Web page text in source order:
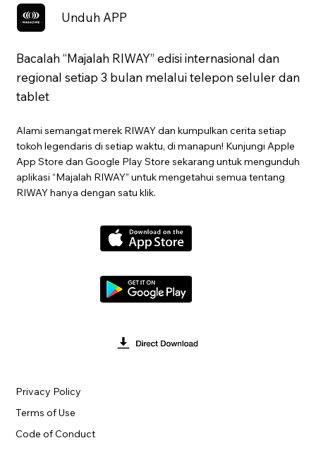
Unduh APP
Bacalah “Majalah RIWAY” edisi internasional dan
regional setiap 3 bulan melalui telepon seluler dan
tablet
Alami semangat merek RIWAY dan kumpulkan cerita setiap
tokoh legendaris di setiap waktu, di manapun! Kunjungi Apple
App Store dan Google Play Store sekarang untuk mengunduh
aplikasi “Majalah RIWAY” untuk mengetahui semua tentang
RIWAY hanya dengan satu klik.
Terms of Use
Privacy Policy
Code of Conduct